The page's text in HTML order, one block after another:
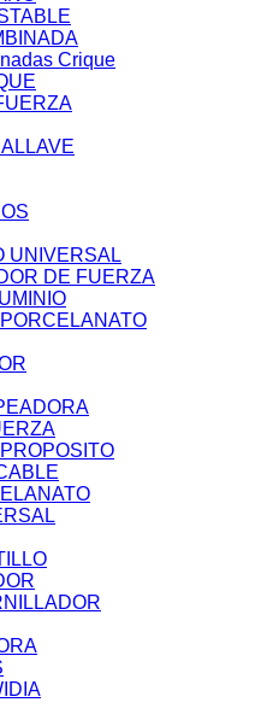
Crique
UNIVERSAL
DE FUERZA